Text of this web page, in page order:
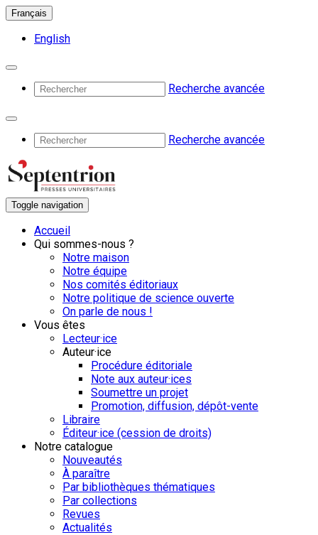
Français
English
Recherche avancée
Recherche avancée
Toggle navigation
Accueil
Qui sommes-nous ?
Notre maison
Notre équipe
Nos comités éditoriaux
Notre politique de science ouverte
On parle de nous !
Vous êtes
Lecteur·ice
Auteur·ice
Procédure éditoriale
Note aux auteur·ices
Soumettre un projet
Promotion, diffusion, dépôt-vente
Libraire
Éditeur·ice (cession de droits)
Notre catalogue
Nouveautés
À paraître
Par bibliothèques thématiques
Par collections
Revues
Actualités